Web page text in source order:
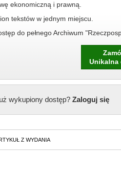
ekonomiczną i prawną.
tekstów w jednym miejscu.
do pełnego Archiwum
Unikalna
wykupiony dostęp?Zaloguj się
Z WYDANIA